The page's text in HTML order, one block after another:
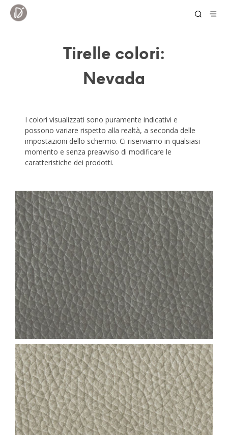
Tirelle colori:
Nevada
I colori visualizzati sono puramente indicativi e
possono variare rispetto alla realtà, a seconda delle
impostazioni dello schermo. Ci riserviamo in qualsiasi
momento e senza preavviso di modificare le
caratteristiche dei prodotti.
NEVADA_COL.22
NEVADA_COL.23